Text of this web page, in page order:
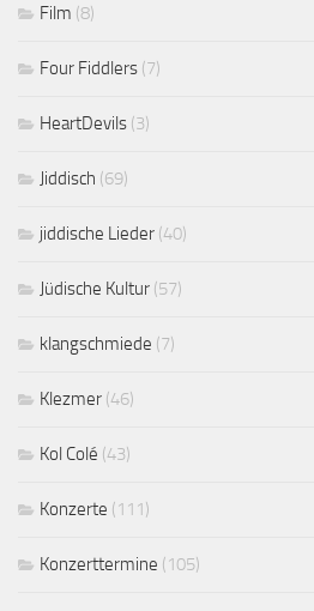
Film (8)
Four Fiddlers (7)
HeartDevils (3)
Jiddisch (69)
jiddische Lieder (40)
Jüdische Kultur (57)
klangschmiede (7)
Klezmer (46)
Kol Colé (43)
Konzerte (111)
Konzerttermine (105)